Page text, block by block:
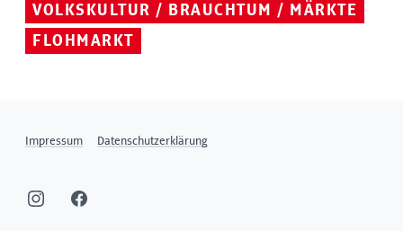
VOLKSKULTUR / BRAUCHTUM / MÄRKTE
FLOHMARKT
Impressum Datenschutzerklärung